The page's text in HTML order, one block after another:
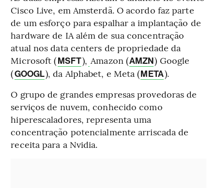
Cisco Live, em Amsterdã. O acordo faz parte
de um esforço para espalhar a implantação de
hardware de IA além de sua concentração
atual nos data centers de propriedade da
Microsoft (MSFT), Amazon (AMZN) Google
(GOOGL), da Alphabet, e Meta (META).
O grupo de grandes empresas provedoras de
serviços de nuvem, conhecido como
hiperescaladores, representa uma
concentração potencialmente arriscada de
receita para a Nvidia.